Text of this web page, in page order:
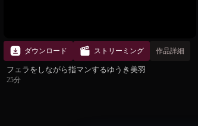
ダウンロード ストリーミング 作品詳細
フェラをしながら指マンするゆうき美羽
25分